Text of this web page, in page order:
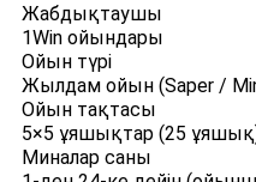
Жабдықтаушы
1Win ойындары
Ойын түрі
Жылдам ойын (Saper /
Ойын тақтасы
5×5 ұяшықтар (25
Миналар саны